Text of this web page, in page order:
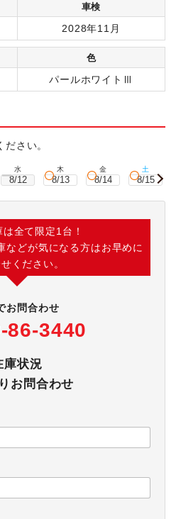
車検
2028年11月
色
パールホワイトⅢ
さい。
水
8/12
木
8/13
金
8/14
土
8/15
全て限定1台！
などが気になる方はお早めに
ください。
お問合わせ
86-3440
庫状況
お問合わせ